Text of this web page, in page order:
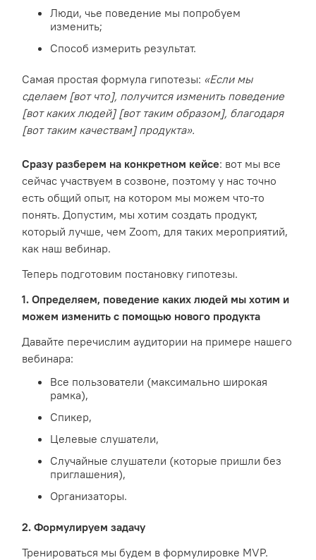
Люди, чье поведение мы попробуем
изменить;
Способ измерить результат.
Самая простая формула гипотезы: «Если мы
сделаем [вот что], получится изменить поведение
[вот каких людей] [вот таким образом], благодаря
[вот таким качествам] продукта».
Сразу разберем на конкретном кейсе: вот мы все
сейчас участвуем в созвоне, поэтому у нас точно
есть общий опыт, на котором мы можем что-то
понять. Допустим, мы хотим создать продукт,
который лучше, чем Zoom, для таких мероприятий,
как наш вебинар.
Теперь подготовим постановку гипотезы.
1. Определяем, поведение каких людей мы хотим и
можем изменить с помощью нового продукта
Давайте перечислим аудитории на примере нашего
вебинара:
Все пользователи (максимально широкая
рамка),
Спикер,
Целевые слушатели,
Случайные слушатели (которые пришли без
приглашения),
Организаторы.
2. Формулируем задачу
Тренироваться мы будем в формулировке MVP.